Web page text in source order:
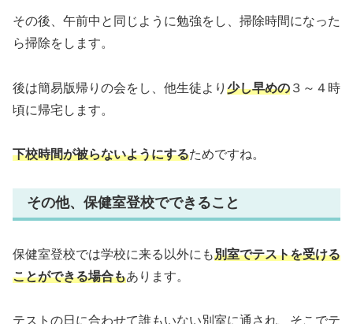
その後、午前中と同じように勉強をし、掃除時間になった
ら掃除をします。
後は簡易版帰りの会をし、他生徒より 少し早めの ３～４時
頃に帰宅します。
下校時間が被らないようにするためですね。
その他、保健室登校でできること
保健室登校では学校に来る以外にも別室でテストを受ける
ことができる場合もあります。
テストの日に合わせて誰もいない別室に通され、そこでテ